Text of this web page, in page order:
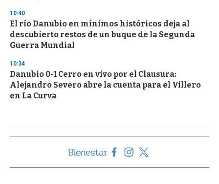
10:40
El río Danubio en mínimos históricos deja al
descubierto restos de un buque de la Segunda
Guerra Mundial
10:34
Danubio 0-1 Cerro en vivo por el Clausura:
Alejandro Severo abre la cuenta para el Villero
en La Curva